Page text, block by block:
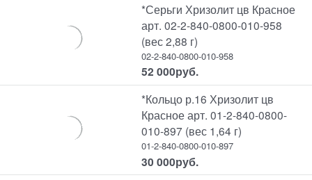
*Серьги Хризолит цв Красное
арт. 02-2-840-0800-010-958
(вес 2,88 г)
02-2-840-0800-010-958
52 000руб.
*Кольцо р.16 Хризолит цв
Красное арт. 01-2-840-0800-
010-897 (вес 1,64 г)
01-2-840-0800-010-897
30 000руб.